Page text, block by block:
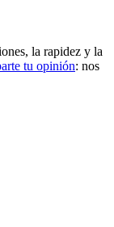
la rapidez y la
tu opinión: nos